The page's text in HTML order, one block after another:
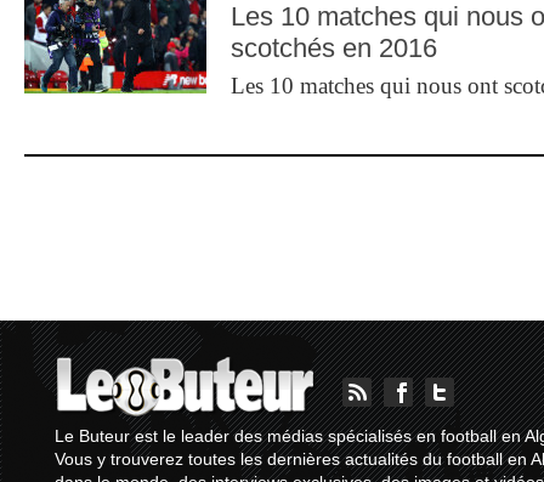
Les 10 matches qui nous
scotchés en 2016
Les 10 matches qui nous ont
Le Buteur est le leader des médias spécialisés en football en
Vous y trouverez toutes les dernières actualités du football en